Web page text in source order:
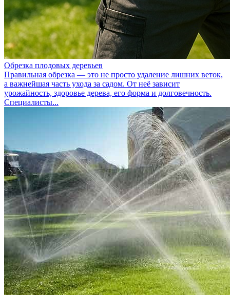
Обрезка плодовых деревьев
Правильная обрезка — это не просто удаление лишних веток,
а важнейшая часть ухода за садом. От неё зависит
урожайность, здоровье дерева, его форма и долговечность.
Специалисты...